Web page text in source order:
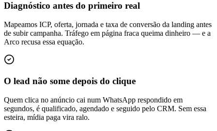
Diagnóstico antes do primeiro real
Mapeamos ICP, oferta, jornada e taxa de conversão da landing antes
de subir campanha. Tráfego em página fraca queima dinheiro — e a
Arco recusa essa equação.
O lead não some depois do clique
Quem clica no anúncio cai num WhatsApp respondido em
segundos, é qualificado, agendado e seguido pelo CRM. Sem essa
esteira, mídia paga vira ralo.